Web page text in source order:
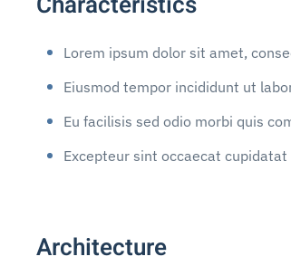
Lorem ipsum dolor sit amet,
Eiusmod tempor incididunt ut
Eu facilisis sed odio morbi quis
Excepteur sint occaecat
Architecture